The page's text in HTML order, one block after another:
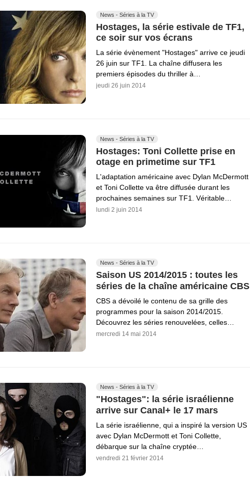
News - Séries à la TV
Hostages, la série estivale de TF1,
ce soir sur vos écrans
La série évènement "Hostages" arrive ce jeudi
26 juin sur TF1. La chaîne diffusera les
premiers épisodes du thriller à…
jeudi 26 juin 2014
News - Séries à la TV
Hostages: Toni Collette prise en
otage en primetime sur TF1
L'adaptation américaine avec Dylan McDermott
et Toni Collette va être diffusée durant les
prochaines semaines sur TF1. Véritable…
lundi 2 juin 2014
News - Séries à la TV
Saison US 2014/2015 : toutes les
séries de la chaîne américaine CBS
CBS a dévoilé le contenu de sa grille des
programmes pour la saison 2014/2015.
Découvrez les séries renouvelées, celles…
mercredi 14 mai 2014
News - Séries à la TV
"Hostages": la série israélienne
arrive sur Canal+ le 17 mars
La série israélienne, qui a inspiré la version US
avec Dylan McDermott et Toni Collette,
débarque sur la chaîne cryptée…
vendredi 21 février 2014